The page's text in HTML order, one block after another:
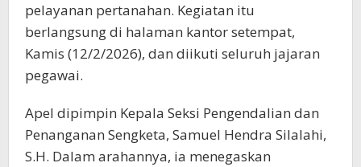
pelayanan pertanahan. Kegiatan itu
berlangsung di halaman kantor setempat,
Kamis (12/2/2026), dan diikuti seluruh jajaran
pegawai.
Apel dipimpin Kepala Seksi Pengendalian dan
Penanganan Sengketa, Samuel Hendra Silalahi,
S.H. Dalam arahannya, ia menegaskan